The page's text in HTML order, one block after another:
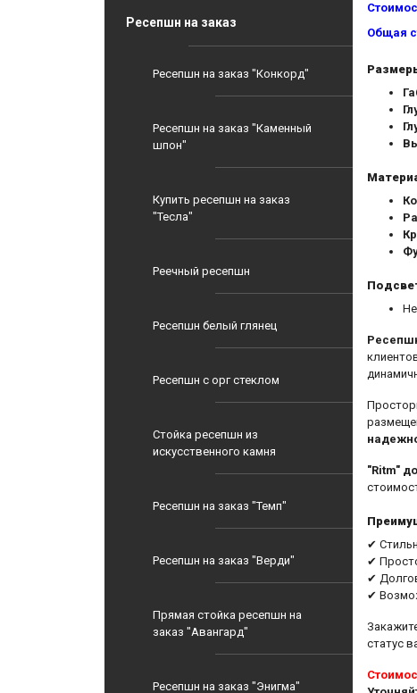
Ресепшн на заказ
Ресепшн на заказ "Конкорд"
Ресепшн на заказ "Каменный
шпон"
Купить ресепшн на заказ
"Тесла"
Реечный ресепшн
Ресепшн белый глянец
Ресепшн с орг стеклом
Стойка ресепшн из
искусственного камня
Ресепшн на заказ "Темп"
Ресепшн на заказ "Верди"
Прямая стойка ресепшн на
заказ "Авангард"
Ресепшн на заказ "Энигма"
Общая
"Ritm"
✔
✔
✔
✔
статус